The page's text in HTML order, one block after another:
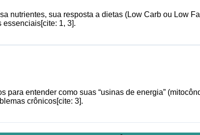
nutrientes, sua resposta a dietas (Low Carb ou Low
essenciais[cite: 1, 3].
para entender como suas “usinas de energia”
crônicos[cite: 3].